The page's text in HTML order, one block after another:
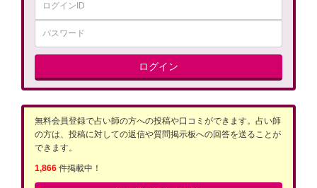
ログイン
無料会員登録で占い師の方への投稿や口コミができます。占い師
の方は、投稿に対しての返信や質問掲示板への回答を送ることが
できます。
1,866 件掲載中！